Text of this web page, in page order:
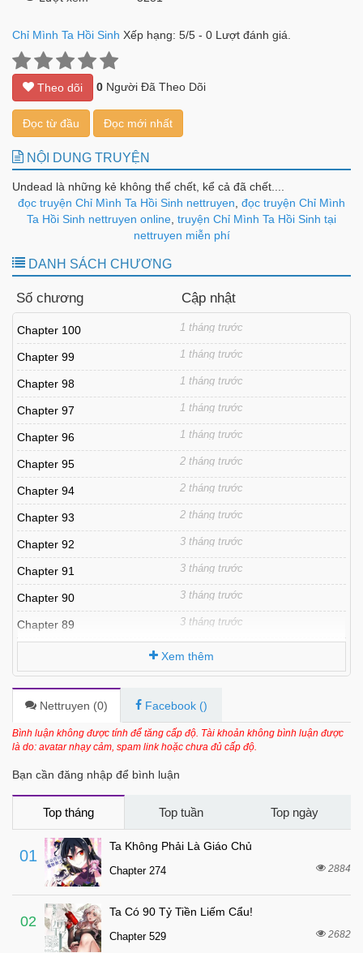
Chỉ Mình Ta Hồi Sinh Xếp hạng: 5/5 - 0 Lượt đánh giá.
Theo dõi 0 Người Đã Theo Dõi
Đọc từ đầu Đọc mới nhất
NỘI DUNG TRUYỆN
Undead là những kẻ không thể chết, kể cả đã chết....
đọc truyện Chỉ Mình Ta Hồi Sinh nettruyen đọc truyện Chỉ Mình
Ta Hồi Sinh nettruyen online truyện Chỉ Mình Ta Hồi Sinh tại
nettruyen miễn phí
DANH SÁCH CHƯƠNG
Số chương Cập nhật
Chapter 100 1 tháng trước
Chapter 99 1 tháng trước
Chapter 98 1 tháng trước
Chapter 97 1 tháng trước
Chapter 96 1 tháng trước
Chapter 95 2 tháng trước
Chapter 94 2 tháng trước
Chapter 93 2 tháng trước
Chapter 92 3 tháng trước
Chapter 91 3 tháng trước
Chapter 90 3 tháng trước
Chapter 89 3 tháng trước
Chapter 87 4 tháng trước
Chapter 86 4 tháng trước
Chapter 85 5 tháng trước
5 tháng trước
Chapter 82 5 tháng trước
Chapter 81
Chapter 80
Chapter 79
Chapter 78 6 tháng trước
Chapter 77
Xem thêm
Nettruyen (0) Facebook ()
Bình luận không được tính để tăng cấp độ. Tài khoản không bình luận được
là do: avatar nhạy cảm, spam link hoặc chưa đủ cấp độ.
Bạn cần đăng nhập để bình luận
Top tháng Top tuần Top ngày
01
Ta Không Phải Là Giáo Chủ
Chapter 274 2884
02
Ta Có 90 Tỷ Tiền Liếm Cẩu!
Chapter 529 2682